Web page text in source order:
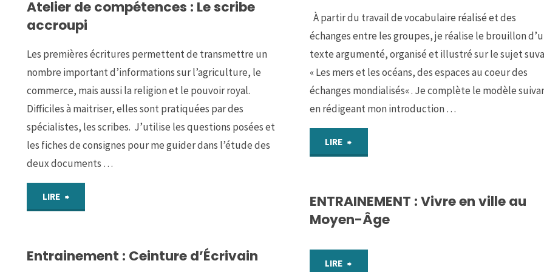
|
Me
repérer
dans
temps
À partir du travail de vocabulaire réalisé et des
échanges entre les groupes, je réalise le brouillon
texte argumenté, organisé et illustré sur le sujet
« Les mers et les océans, des espaces au coeur des
échanges mondialisés« . Je complète le modèle
en rédigeant mon introduction …
LIRE
Ceinture
d’écrivain"
Atelier de compétences : Le scribe
accroupi
Les premières écritures permettent de transmettre un
nombre important d’informations sur l’agriculture, le
commerce, mais aussi la religion et le pouvoir royal.
Difficiles à maitriser, elles sont pratiquées par des
spécialistes, les scribes. J’utilise les questions posées et
les fiches de consignes pour me guider dans l’étude des
deux documents …
LIRE "Atelier
compétences
ENTRAINEMENT : Vivre en ville au
Moyen-Âge
LIRE
Entrainement : Ceinture d’Écrivain